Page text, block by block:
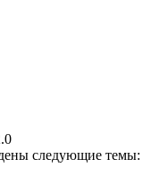
следующие темы: